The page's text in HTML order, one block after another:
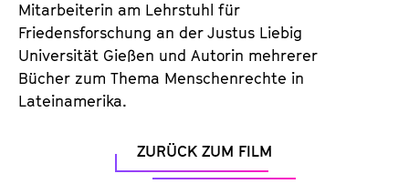
Mitarbeiterin am Lehrstuhl für
Friedensforschung an der Justus Liebig
Universität Gießen und Autorin mehrerer
Bücher zum Thema Menschenrechte in
Lateinamerika.
ZURÜCK ZUM FILM